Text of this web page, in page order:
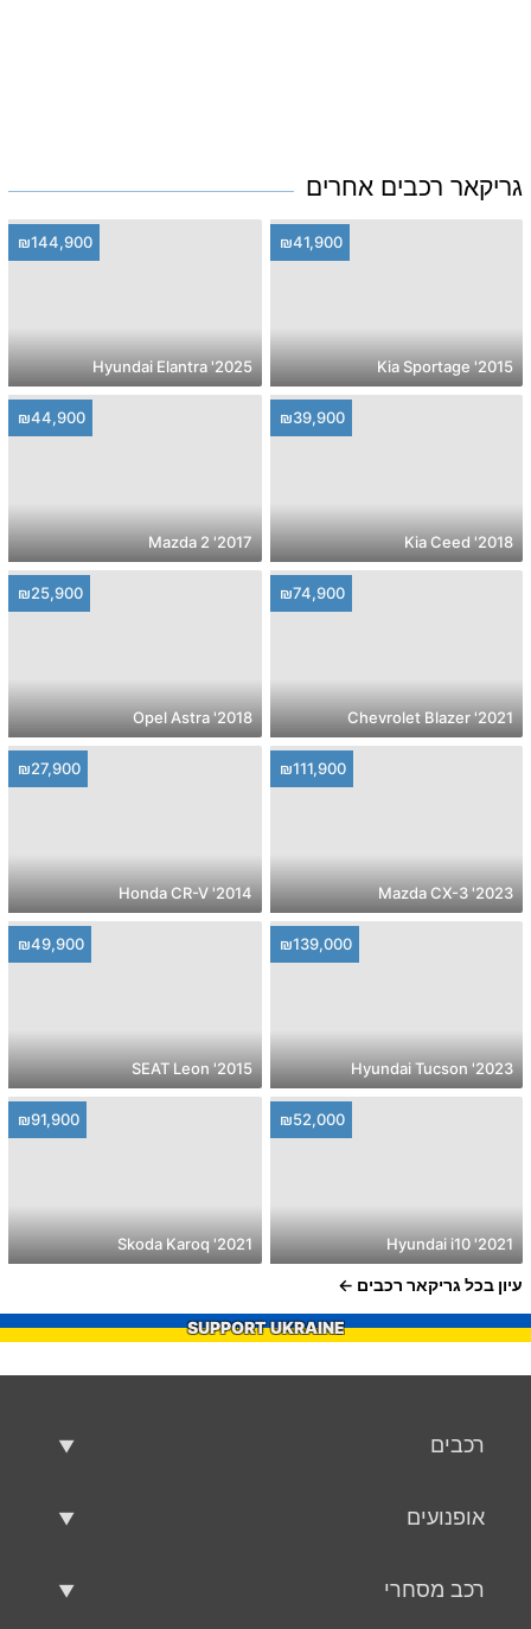
גריקאר רכבים אחרים
₪41,900
2015' Kia Sportage
₪144,900
2025' Hyundai Elantra
₪39,900
2018' Kia Ceed
₪44,900
2017' Mazda 2
₪74,900
2021' Chevrolet Blazer
₪25,900
2018' Opel Astra
₪111,900
2023' Mazda CX-3
₪27,900
2014' Honda CR-V
₪139,000
2023' Hyundai Tucson
₪49,900
2015' SEAT Leon
₪52,000
2021' Hyundai i10
₪91,900
2021' Skoda Karoq
עיון בכל גריקאר רכבים
SUPPORT UKRAINE
רכבים
אופנועים
רכב מסחרי